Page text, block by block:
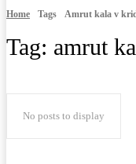
Home Tags Amrut kala v
Tag: amrut
No posts to display